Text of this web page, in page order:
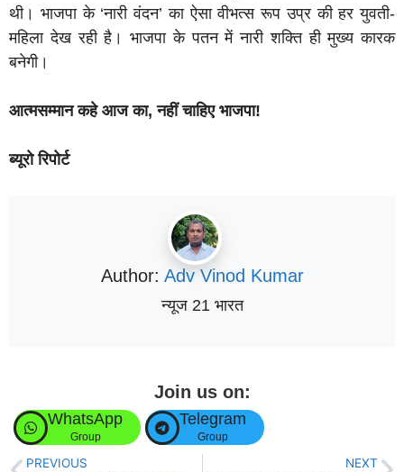
थी। भाजपा के ‘नारी वंदन’ का ऐसा वीभत्स रूप उप्र की हर युवती-
महिला देख रही है। भाजपा के पतन में नारी शक्ति ही मुख्य कारक
बनेगी।
आत्मसम्मान कहे आज का, नहीं चाहिए भाजपा!
ब्यूरो रिपोर्ट
Author: Adv Vinod Kumar
न्यूज 21 भारत
Join us on:
WhatsApp
Group
Telegram
Group
PREVIOUS NEXT